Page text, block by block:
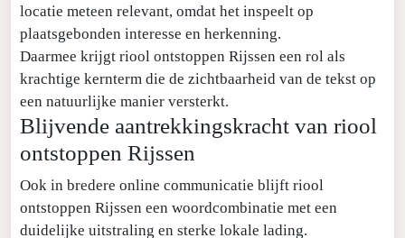
locatie meteen relevant, omdat het inspeelt op
plaatsgebonden interesse en herkenning.
Daarmee krijgt riool ontstoppen Rijssen een rol als
krachtige kernterm die de zichtbaarheid van de tekst op
een natuurlijke manier versterkt.
Blijvende aantrekkingskracht van riool
ontstoppen Rijssen
Ook in bredere online communicatie blijft riool
ontstoppen Rijssen een woordcombinatie met een
duidelijke uitstraling en sterke lokale lading.